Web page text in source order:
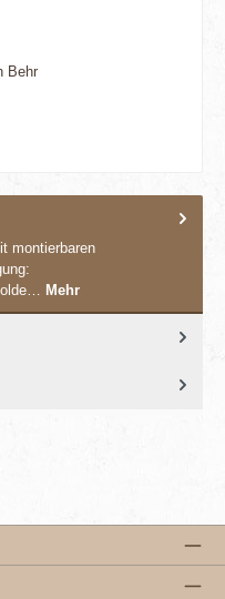
Behr
montierbaren
Mehr